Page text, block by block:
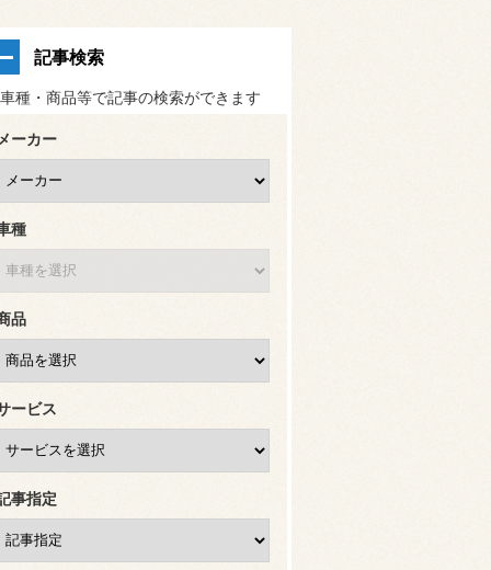
記事検索
種・商品等で記事の検索ができます
ーカー
種
品
ービス
事指定